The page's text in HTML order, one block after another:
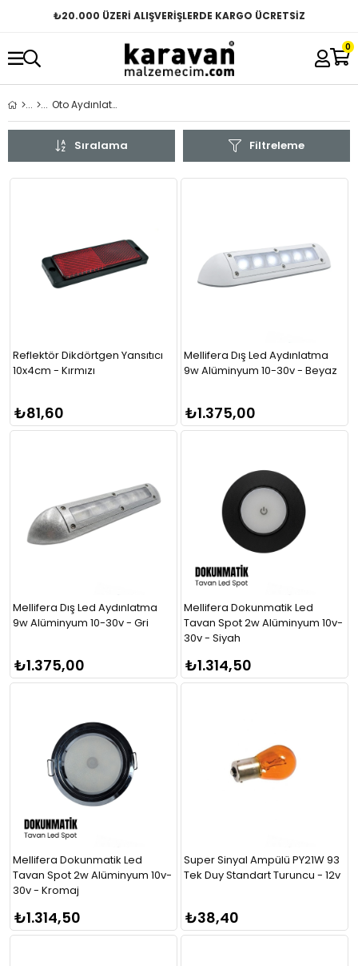
₺20.000 ÜZERİ ALIŞVERİŞLERDE KARGO ÜCRETSİZ
0
Oto Aydınlatma Grubu
Filtreleme
Sıralama
Reflektör Dikdörtgen Yansıtıcı
10x4cm - Kırmızı
₺81,60
Mellifera Dış Led Aydınlatma
9w Alüminyum 10-30v - Beyaz
₺1.375,00
Mellifera Dış Led Aydınlatma
9w Alüminyum 10-30v - Gri
₺1.375,00
Mellifera Dokunmatik Led
Tavan Spot 2w Alüminyum 10v-
30v - Siyah
₺1.314,50
Mellifera Dokunmatik Led
Tavan Spot 2w Alüminyum 10v-
30v - Kromaj
₺1.314,50
Super Sinyal Ampülü PY21W 93
Tek Duy Standart Turuncu - 12v
₺38,40